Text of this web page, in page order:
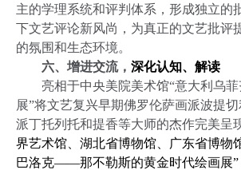
主的学理系统和评判体系，形成独立的
下文艺评论新风尚，为真正的文艺批评
的氛围和生态环境。
六、增进交流，深化认知、解读
亮相于中央美院美术馆“意大利乌
展”将文艺复兴早期佛罗伦萨画派波提
派丁托列托和提香等大师的杰作完美呈
界艺术馆、湖北省博物馆、广东省博物
巴洛克——那不勒斯的黄金时代绘画展”